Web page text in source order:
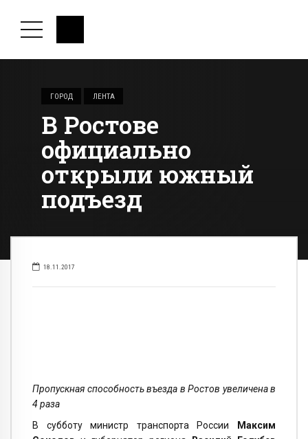
ГОРОД ЛЕНТА
В Ростове
официально
открыли южный
подъезд
18.11.2017
Пропускная способность въезда в Ростов увеличена в
4 раза
В субботу министр транспорта России
Максим